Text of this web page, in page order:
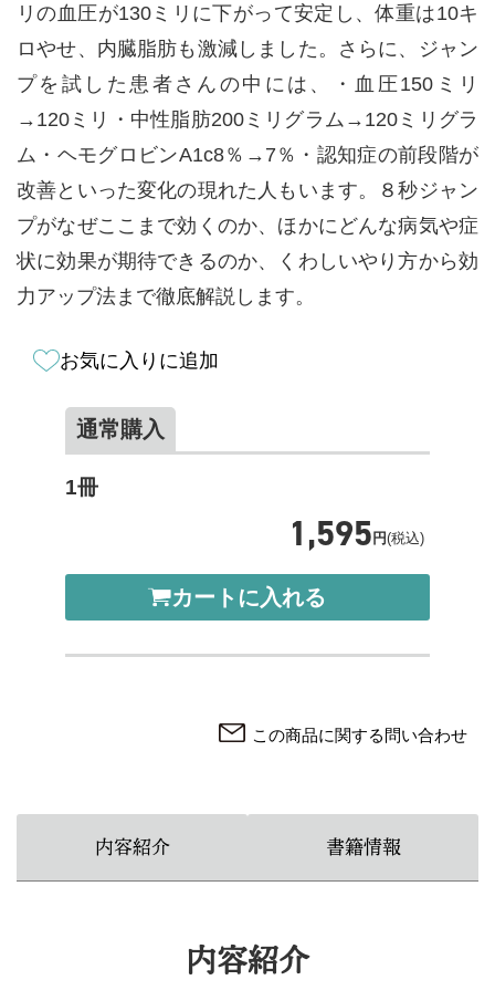
リの血圧が130ミリに下がって安定し、体重は10キ
ロやせ、内臓脂肪も激減しました。さらに、ジャン
プを試した患者さんの中には、・血圧150ミリ
→120ミリ・中性脂肪200ミリグラム→120ミリグラ
ム・ヘモグロビンA1c8％→7％・認知症の前段階が
改善といった変化の現れた人もいます。８秒ジャン
プがなぜここまで効くのか、ほかにどんな病気や症
状に効果が期待できるのか、くわしいやり方から効
力アップ法まで徹底解説します。
お気に入りに追加
通常購入
1冊
1,595円(税込)
カートに入れる
この商品に関する問い合わせ
内容紹介 書籍情報
内容紹介